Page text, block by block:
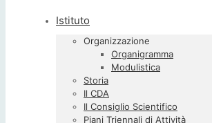
Istituto
Organizzazione
Organigramma
Modulistica
Storia
Il CDA
Il Consiglio Scientifico
Piani Triennali di Attività